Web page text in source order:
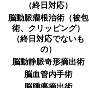
（終日対応）
脳動脈瘤根治術（被包
術、クリッピング）
（終日対応でないも
の）
脳動静脈奇形摘出術
脳血管内手術